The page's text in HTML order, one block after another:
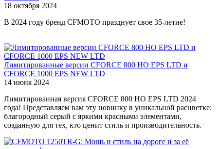
18 октября 2024
В 2024 году бренд CFMOTO празднует свое 35-летие!
Лимитированные версии CFORCE 800 HO EPS LTD и
CFORCE 1000 EPS NEW LTD
14 июня 2024
Лимитированная версия CFORCE 800 HO EPS LTD 2024
года! Представляем вам эту новинку в уникальной расцветке:
благородный серый с яркими красными элементами,
созданную для тех, кто ценит стиль и производительность.